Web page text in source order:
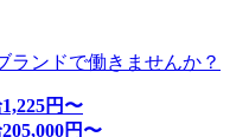
ンドで働きませんか？
1,225円〜
205,000円〜